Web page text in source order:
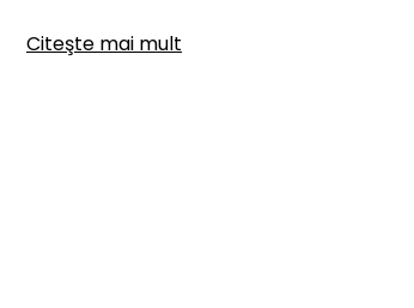
Citeşte mai mult